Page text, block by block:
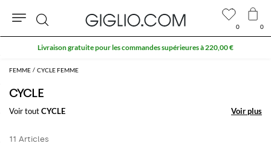
FEMME CYCLE FEMME
CYCLE
Voir toutCYCLE Voir plus
Voir plus
11 Articles
0 0
Rechercher
Livraison gratuite pour les commandes supérieures à 220,00 €